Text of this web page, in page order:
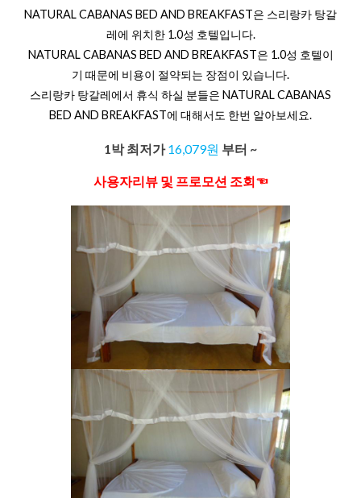
NATURAL CABANAS BED AND BREAKFAST은 스리랑카 탕갈
레에 위치한 1.0성 호텔입니다.
NATURAL CABANAS BED AND BREAKFAST은 1.0성 호텔이
기 때문에 비용이 절약되는 장점이 있습니다.
스리랑카 탕갈레에서 휴식 하실 분들은 NATURAL CABANAS
BED AND BREAKFAST에 대해서도 한번 알아보세요.
1박 최저가16,079원 부터 ~
사용자리뷰 및 프로모션 조회☜